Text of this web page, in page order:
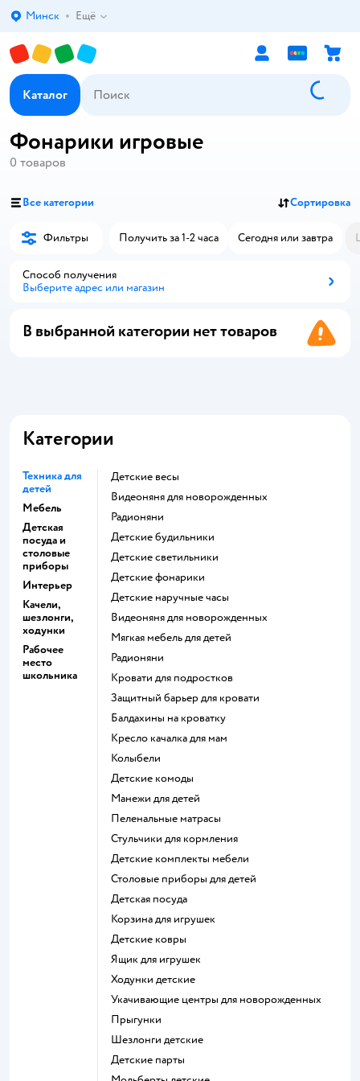
Выбор адреса доставки.
Минск Ещё
Каталог
Фонарики игровые
0 товаров
Все категории Сортировка
Фильтры Получить за 1-2 часа Сегодня или завтра
Способ получения
Выберите адрес или магазин
В выбранной категории нет товаров
Категории
Техника для
детей
Мебель
Детская
посуда и
столовые
приборы
Интерьер
Качели,
шезлонги,
ходунки
Рабочее
место
школьника
Детские весы
Видеоняня для новорожденных
Радионяни
Детские будильники
Детские светильники
Детские фонарики
Детские наручные часы
Видеоняня для новорожденных
Мягкая мебель для детей
Радионяни
Кровати для подростков
Защитный барьер для кровати
Балдахины на кроватку
Кресло качалка для мам
Колыбели
Детские комоды
Манежи для детей
Пеленальные матрасы
Стульчики для кормления
Детские комплекты мебели
Столовые приборы для детей
Детская посуда
Корзина для игрушек
Детские ковры
Ящик для игрушек
Ходунки детские
Укачивающие центры для новорожденных
Прыгунки
Шезлонги детские
Детские парты